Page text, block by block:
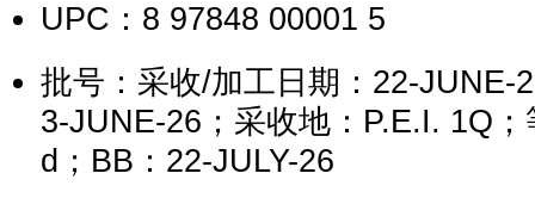
UPC：8 97848 00001 5
批号：采收/加工日期：22-JUNE-
3-JUNE-26；采收地：P.E.I. 1Q
d；BB：22-JULY-26